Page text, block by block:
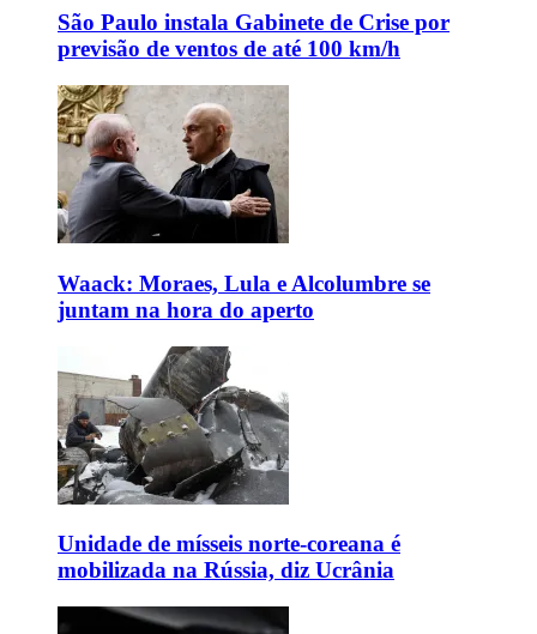
São Paulo instala Gabinete de Crise por
previsão de ventos de até 100 km/h
Waack: Moraes, Lula e Alcolumbre se
juntam na hora do aperto
Unidade de mísseis norte-coreana é
mobilizada na Rússia, diz Ucrânia